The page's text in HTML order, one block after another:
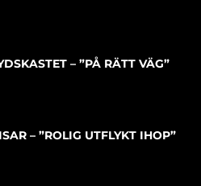
– ”PÅ RÄTT VÄG”
– ”ROLIG UTFLYKT IHOP”